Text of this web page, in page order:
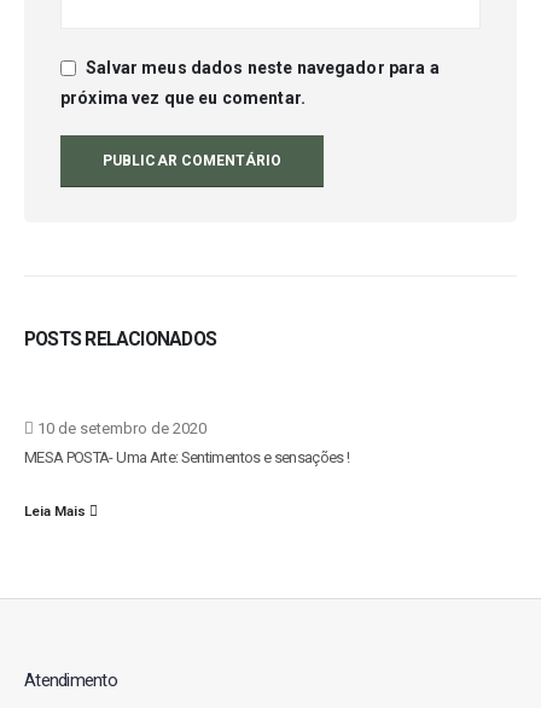
Salvar meus dados neste navegador para a
próxima vez que eu comentar.
POSTS RELACIONADOS
10 de setembro de 2020
MESA POSTA- Uma Arte: Sentimentos e sensações !
Leia Mais
Atendimento